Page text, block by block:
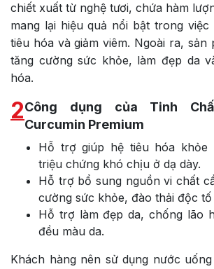
chiết xuất từ nghệ tươi, chứa hàm
mang lại hiệu quả nổi bật trong
tiêu hóa và giảm viêm. Ngoài ra,
tăng cường sức khỏe, làm đẹp da
hóa.
2Công dụng của Tinh
Curcumin Premium
Hỗ trợ giúp hệ tiêu hóa khỏe
triệu chứng khó chịu ở dạ dày.
Hỗ trợ bổ sung nguồn vi chất
cường sức khỏe, đào thải độc
Hỗ trợ làm đẹp da, chống lão
đều màu da.
Khách hàng nên sử dụng nước